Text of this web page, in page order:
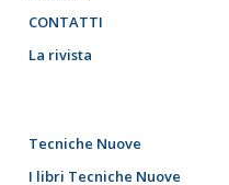
CONTATTI
La rivista
Tecniche Nuove
I libri Tecniche Nuove